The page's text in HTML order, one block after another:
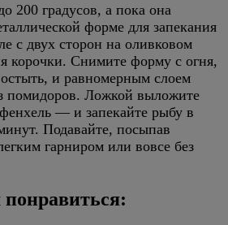
200 градусов, а пока она
форме для запекания
с двух сторон на оливковом
корочки. Снимите форму с огня,
и равномерным слоем
помидоров. Ложкой выложите
— и запекайте рыбу в
Подавайте, посыпав
гарниром или вовсе без